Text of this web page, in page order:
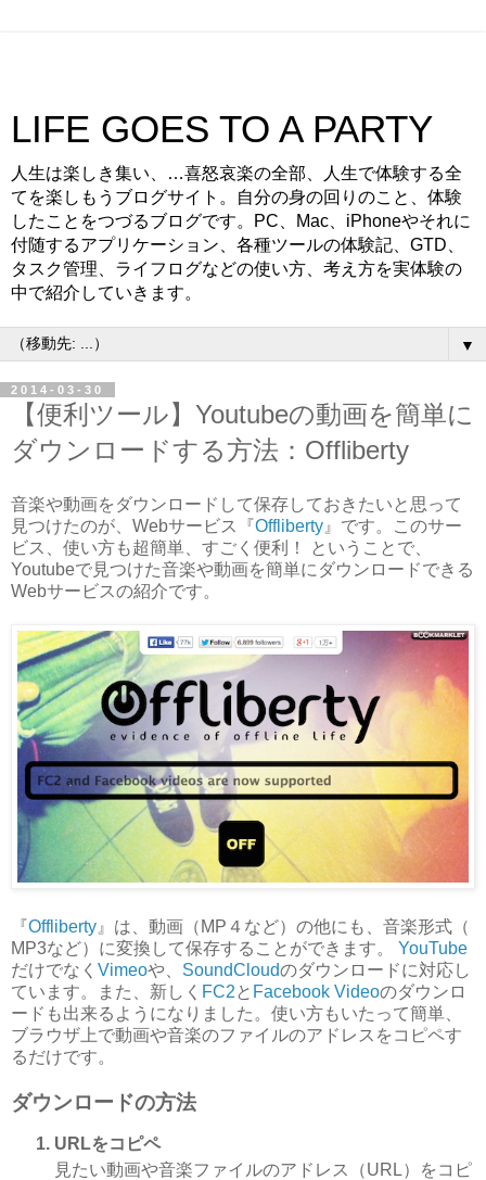
LIFE GOES TO A PARTY
人生は楽しき集い、…喜怒哀楽の全部、人生で体験する全
てを楽しもうブログサイト。自分の身の回りのこと、体験
したことをつづるブログです。PC、Mac、iPhoneやそれに
付随するアプリケーション、各種ツールの体験記、GTD、
タスク管理、ライフログなどの使い方、考え方を実体験の
中で紹介していきます。
▼
2014-03-30
【便利ツール】Youtubeの動画を簡単に
ダウンロードする方法：Offliberty
音楽や動画をダウンロードして保存しておきたいと思って
見つけたのが、Webサービス『Offliberty 』です。このサー
ビス、使い方も超簡単、すごく便利！ ということで、
Youtubeで見つけた音楽や動画を簡単にダウンロードできる
Webサービスの紹介です。
『Offliberty 』は、動画（MP４など）の他にも、音楽形式（
MP3など）に変換して保存することができます。 YouTube
だけでなく Vimeoや、 SoundCloudのダウンロードに対応し
ています。また、新しく FC2 と Facebook Videoのダウンロ
ードも出来るようになりました。使い方もいたって簡単、
ブラウザ上で動画や音楽のファイルのアドレスをコピペす
るだけです。
ダウンロードの方法
URLをコピペ
見たい動画や音楽ファイルのアドレス（URL）をコピ